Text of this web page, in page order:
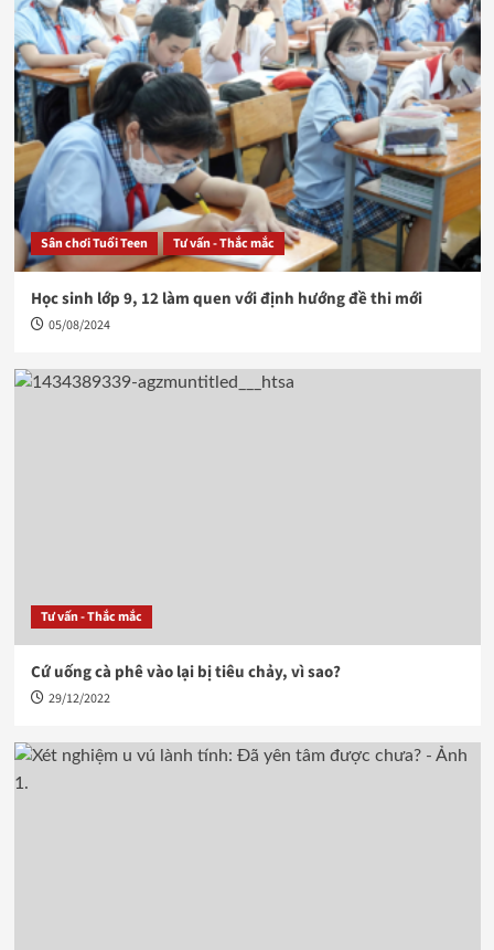
Sân chơi Tuổi Teen Tư vấn - Thắc mắc
Học sinh lớp 9, 12 làm quen với định hướng đề thi mới
05/08/2024
Tư vấn - Thắc mắc
Cứ uống cà phê vào lại bị tiêu chảy, vì sao?
29/12/2022